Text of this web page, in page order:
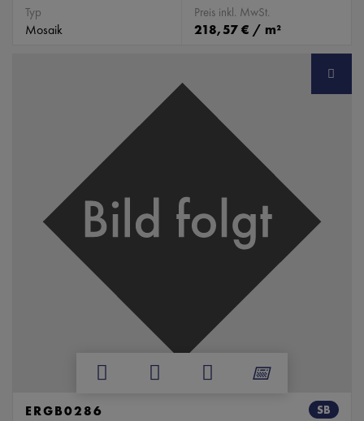
Typ
Mosaik
Preis inkl. MwSt.
218,57 € / m²
SB
ERGB0286